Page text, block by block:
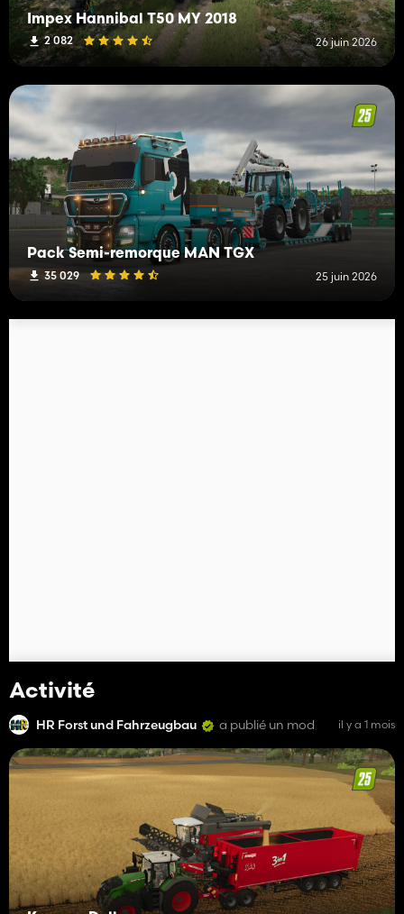
Impex Hannibal T50 MY 2018
2 082 26 juin 2026
Pack Semi-remorque MAN TGX
35 029 25 juin 2026
Activité
HR Forst und Fahrzeugbau a publié un mod il y a 1 mois